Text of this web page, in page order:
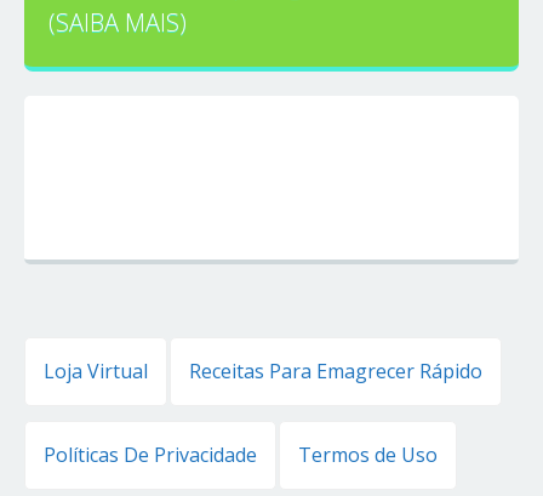
(SAIBA MAIS)
Loja Virtual Receitas Para Emagrecer Rápido
Políticas De Privacidade Termos de Uso